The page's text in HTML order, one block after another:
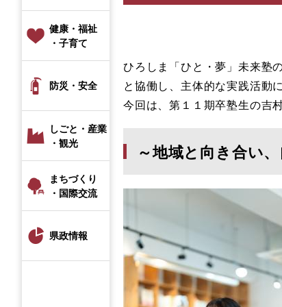
健康・福祉
・子育て
防災・安全
しごと・産業
・観光
まちづくり
・国際交流
県政情報
ひろしま「ひと・夢」未来塾
と協働し、主体的な実践活動
今回は、第１１期卒塾生の吉
～地域と向き合い